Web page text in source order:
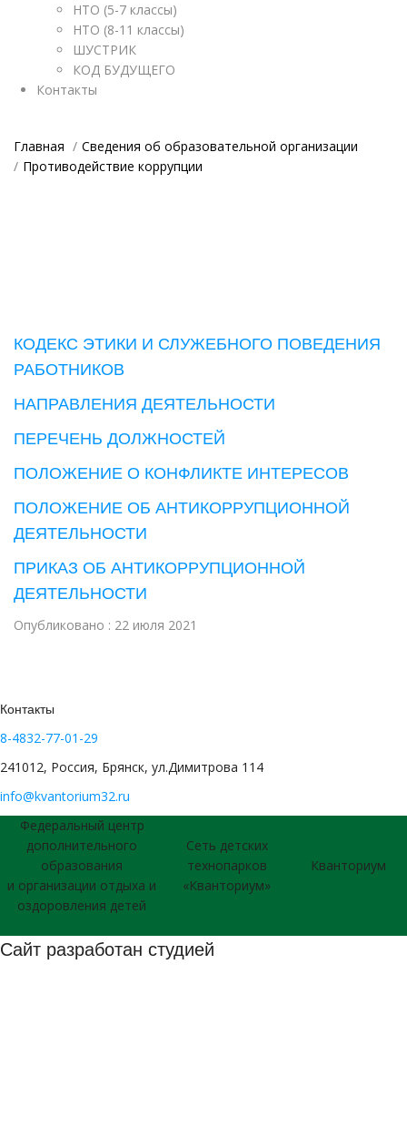
НТО (5-7 классы)
НТО (8-11 классы)
ШУСТРИК
КОД БУДУЩЕГО
Контакты
Главная
Сведения об образовательной организации
Противодействие коррупции
КОДЕКС ЭТИКИ И СЛУЖЕБНОГО ПОВЕДЕНИЯ
РАБОТНИКОВ
НАПРАВЛЕНИЯ ДЕЯТЕЛЬНОСТИ
ПЕРЕЧЕНЬ ДОЛЖНОСТЕЙ
ПОЛОЖЕНИЕ О КОНФЛИКТЕ ИНТЕРЕСОВ
ПОЛОЖЕНИЕ ОБ АНТИКОРРУПЦИОННОЙ
ДЕЯТЕЛЬНОСТИ
ПРИКАЗ ОБ АНТИКОРРУПЦИОННОЙ
ДЕЯТЕЛЬНОСТИ
Опубликовано : 22 июля 2021
Контакты
8-4832-77-01-29
241012, Россия, Брянск, ул.Димитрова 114
info@kvantorium32.ru
Федеральный центр
дополнительного
образования
и организации отдыха и
оздоровления детей
Сеть детских
технопарков
«Кванториум»
Кванториум
Сайт разработан студией